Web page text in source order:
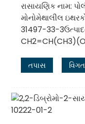
રાસાયણિક નામ:
મોનોમેથાલીલ
31497-33-
તપાસ વિગત